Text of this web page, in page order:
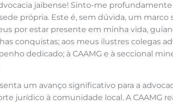
jaibense! Sinto-me
própria. Este é, sem dúvida, um marco
por estar presente em minha vida,
conquistas; aos meus ilustres colegas
dedicado; à CAAMG e à seccional
um avanço significativo para a
jurídico à comunidade local. A CAAMG